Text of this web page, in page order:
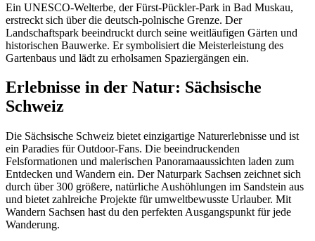
Ein UNESCO-Welterbe, der Fürst-Pückler-Park in Bad Muskau,
erstreckt sich über die deutsch-polnische Grenze. Der
Landschaftspark beeindruckt durch seine weitläufigen Gärten und
historischen Bauwerke. Er symbolisiert die Meisterleistung des
Gartenbaus und lädt zu erholsamen Spaziergängen ein.
Erlebnisse in der Natur: Sächsische
Schweiz
Die Sächsische Schweiz bietet einzigartige Naturerlebnisse und ist
ein Paradies für Outdoor-Fans. Die beeindruckenden
Felsformationen und malerischen Panoramaaussichten laden zum
Entdecken und Wandern ein. Der Naturpark Sachsen zeichnet sich
durch über 300 größere, natürliche Aushöhlungen im Sandstein aus
und bietet zahlreiche Projekte für umweltbewusste Urlauber. Mit
Wandern Sachsen hast du den perfekten Ausgangspunkt für jede
Wanderung.